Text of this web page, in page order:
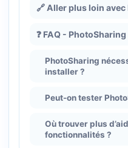
🔗 Aller plus loin
❓ FAQ - PhotoSharing
PhotoSharing
installer ?
Peut-on tester
Où trouver plus
fonctionnalités ?